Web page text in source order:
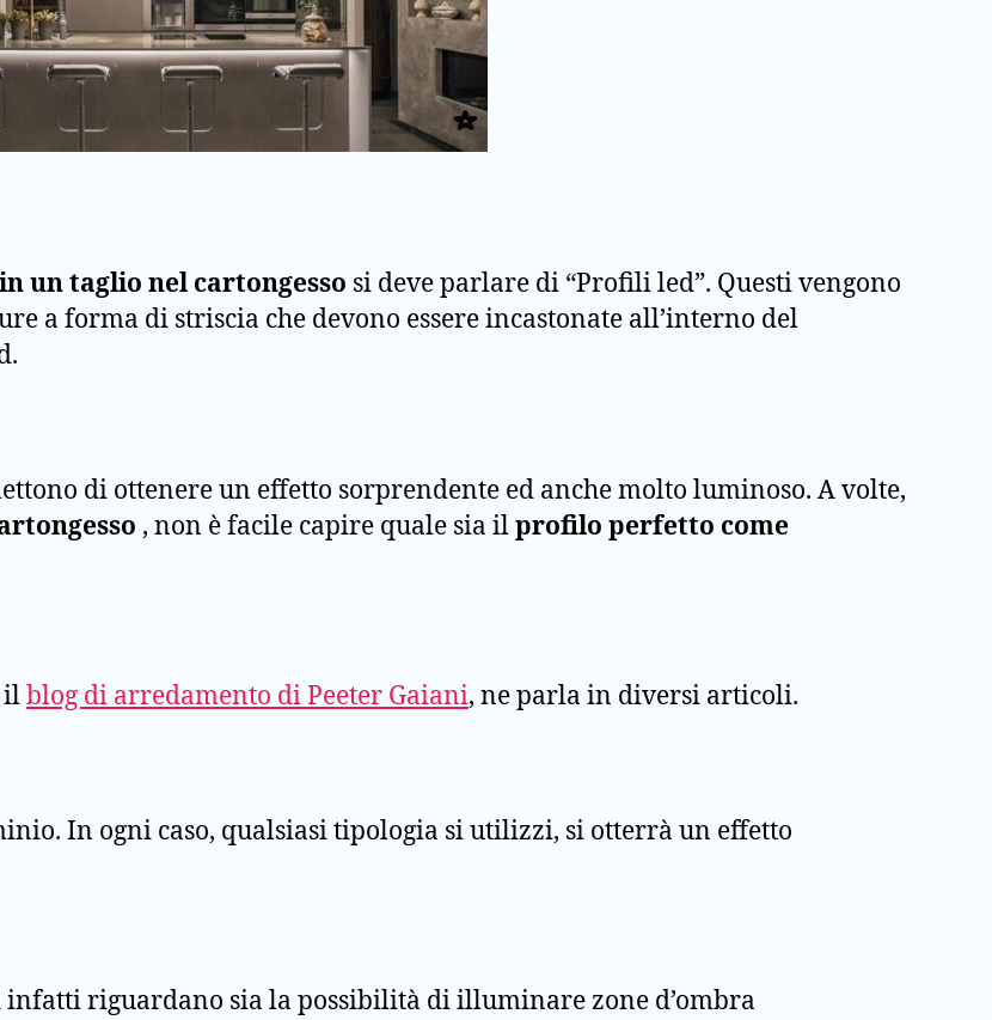
un taglio nel cartongesso si deve parlare di “Profili led”. Questi vengono
a forma di striscia che devono essere incastonate all’interno del
di ottenere un effetto sorprendente ed anche molto luminoso. A volte,
, non è facile capire quale sia ilprofilo perfetto come
ilblog di arredamento di Peeter Gaiani, ne parla in diversi articoli.
In ogni caso, qualsiasi tipologia si utilizzi, si otterrà un effetto
riguardano sia la possibilità di illuminare zone d’ombra